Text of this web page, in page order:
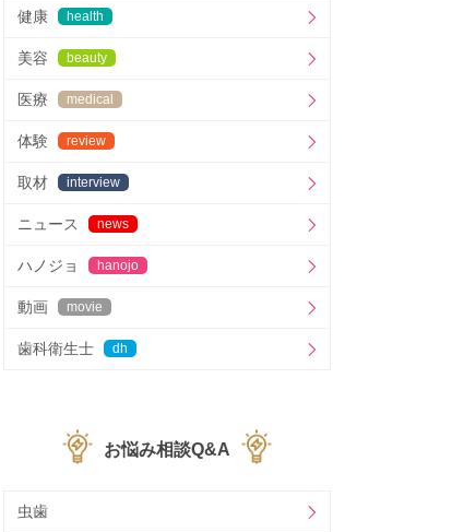
健康 health
美容 beauty
医療 medical
体験 review
取材 interview
ニュース news
ハノジョ hanojo
動画 movie
歯科衛生士 dh
お悩み相談Q&A
虫歯